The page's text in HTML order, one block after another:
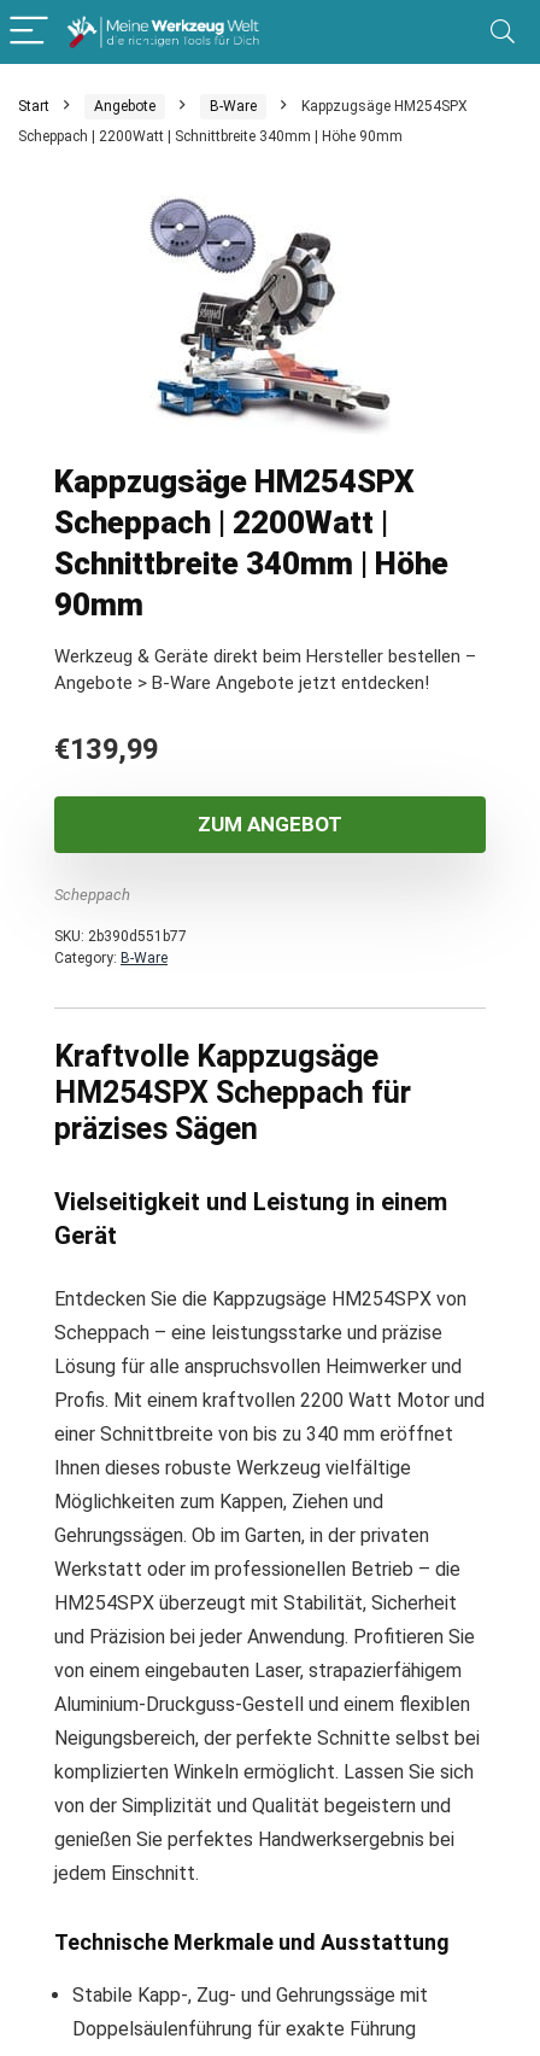
Start Angebote B-Ware
Kappzugsäge HM254SPX
Scheppach | 2200Watt | Schnittbreite 340mm | Höhe 90mm
Kappzugsäge HM254SPX
Scheppach | 2200Watt |
Schnittbreite 340mm | Höhe
90mm
Werkzeug & Geräte direkt beim Hersteller bestellen –
Angebote > B-Ware Angebote jetzt entdecken!
€139,99
ZUM ANGEBOT
Scheppach
SKU: 2b390d551b77
Category: B-Ware
Kraftvolle Kappzugsäge
HM254SPX Scheppach für
präzises Sägen
Vielseitigkeit und Leistung in einem
Gerät
Entdecken Sie die Kappzugsäge HM254SPX von
Scheppach – eine leistungsstarke und präzise
Lösung für alle anspruchsvollen Heimwerker und
Profis. Mit einem kraftvollen 2200 Watt Motor und
einer Schnittbreite von bis zu 340 mm eröffnet
Ihnen dieses robuste Werkzeug vielfältige
Möglichkeiten zum Kappen, Ziehen und
Gehrungssägen. Ob im Garten, in der privaten
Werkstatt oder im professionellen Betrieb – die
HM254SPX überzeugt mit Stabilität, Sicherheit
und Präzision bei jeder Anwendung. Profitieren Sie
von einem eingebauten Laser, strapazierfähigem
Aluminium-Druckguss-Gestell und einem flexiblen
Neigungsbereich, der perfekte Schnitte selbst bei
komplizierten Winkeln ermöglicht. Lassen Sie sich
von der Simplizität und Qualität begeistern und
genießen Sie perfektes Handwerksergebnis bei
jedem Einschnitt.
Technische Merkmale und Ausstattung
Stabile Kapp-, Zug- und Gehrungssäge mit
Doppelsäulenführung für exakte Führung